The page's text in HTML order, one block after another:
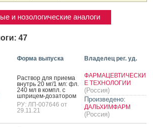
и нозологические аналоги
47
Форма выпуска Владелец рег. уд.
Рас­твор для при­ема
внутрь 20 мг/1 мл: фл.
240 мл в компл. с
шпри­цем-до­зато­ром
РУ: ЛП-007646 от
29.11.21
ФАРМАЦЕВТИЧЕСКИ
Е ТЕХНОЛОГИИ
(Россия)
Произведено:
ДАЛЬХИМФАРМ
(Россия)